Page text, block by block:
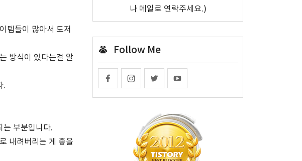
템들이 많아서 도저
방식이 있다는걸 알
.
는 부분입니다.
내려버리는 게 좋을
나 메일로 연락주세요.)
Follow Me